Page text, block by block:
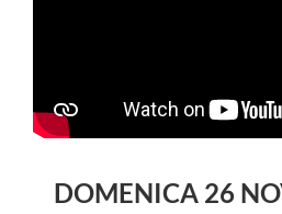
DOMENICA 26